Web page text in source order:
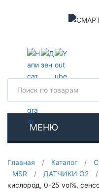
МЕНЮ
Главная / Каталог /
MSR
/ ДАТЧИКИ O2 /
кислород, 0-25 vol%,